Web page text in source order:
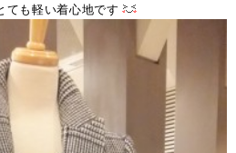
ても軽い着心地です